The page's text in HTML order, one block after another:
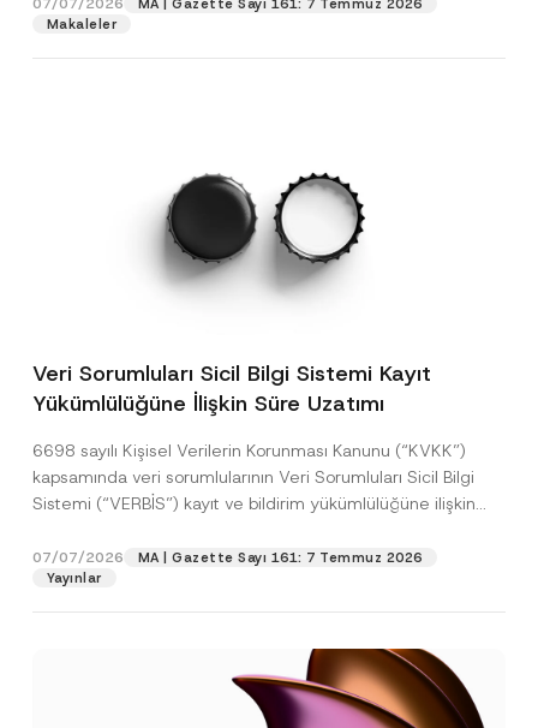
MA | Gazette Sayı 161: 7 Temmuz 2026
Makaleler
Veri Sorumluları Sicil Bilgi Sistemi Kayıt
Yükümlülüğüne İlişkin Süre Uzatımı
6698 sayılı Kişisel Verilerin Korunması Kanunu (“KVKK”)
kapsamında veri sorumlularının Veri Sorumluları Sicil Bilgi
Sistemi (“VERBİS”) kayıt ve bildirim yükümlülüğüne ilişkin
07/07/2026
MA | Gazette Sayı 161: 7 Temmuz 2026
Yayınlar